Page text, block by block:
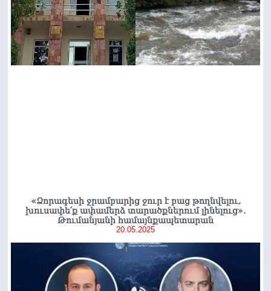
«Ձորագեսի ջրամբարից ջուր է բաց թողնվելու,
խուսափե՛ք ափամերձ տարածքներում լինելուց»․
Թումանյանի համայնքապետարան
20.05.2025